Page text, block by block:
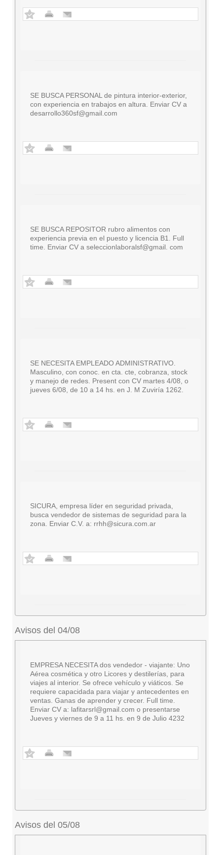
SE BUSCA PERSONAL de pintura interior-exterior,
con experiencia en trabajos en altura. Enviar CV a
desarrollo360sf@gmail.com
SE BUSCA REPOSITOR rubro alimentos con
experiencia previa en el puesto y licencia B1. Full
time. Enviar CV a seleccionlaboralsf@gmail. com
SE NECESITA EMPLEADO ADMINISTRATIVO.
Masculino, con conoc. en cta. cte, cobranza, stock
y manejo de redes. Present con CV martes 4/08, o
jueves 6/08, de 10 a 14 hs. en J. M Zuviría 1262.
SICURA, empresa líder en seguridad privada,
busca vendedor de sistemas de seguridad para la
zona. Enviar C.V. a: rrhh@sicura.com.ar
Avisos del 04/08
EMPRESA NECESITA dos vendedor - viajante: Uno
Aérea cosmética y otro Licores y destilerías, para
viajes al interior. Se ofrece vehículo y viáticos. Se
requiere capacidada para viajar y antecedentes en
ventas. Ganas de aprender y crecer. Full time.
Enviar CV a: lafitarsrl@gmail.com o presentarse
Jueves y viernes de 9 a 11 hs. en 9 de Julio 4232
Avisos del 05/08